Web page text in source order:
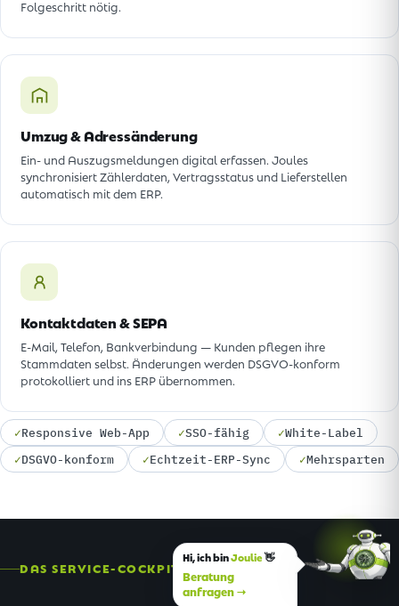
Folgeschritt nötig.
Umzug & Adressänderung
Ein- und Auszugsmeldungen digital erfassen. Joules
synchronisiert Zählerdaten, Vertragsstatus und Lieferstellen
automatisch mit dem ERP.
Kontaktdaten & SEPA
E-Mail, Telefon, Bankverbindung — Kunden pflegen ihre
Stammdaten selbst. Änderungen werden DSGVO-konform
protokolliert und ins ERP übernommen.
✓Responsive Web-App ✓SSO-fähig ✓White-Label
✓DSGVO-konform ✓Echtzeit-ERP-Sync ✓Mehrsparten
DAS SERVICE-COCKPIT
Hi, ich binJoulie👋
Beratung
anfragen →